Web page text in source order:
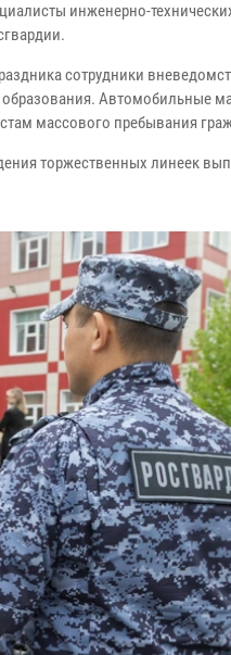
инженерно-
сотрудники
образования. Автомобильные
массового пребывания
торжественных линеек